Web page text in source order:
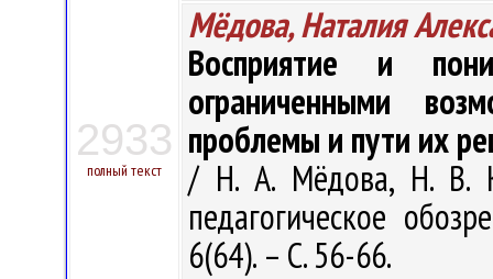
2933
полный текст
Мёдова, Наталия
Восприятие и
ограниченными
проблемы и пути их
/ Н. А. Мёдова, Н. В.
педагогическое
6(64). – С. 56-66.